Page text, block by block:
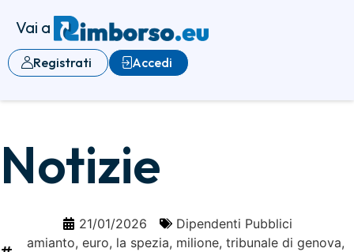
Vai a
Accedi
Registrati
Notizie
21/01/2026
Dipendenti Pubblici
amianto, euro, la spezia, milione, tribunale di genova,